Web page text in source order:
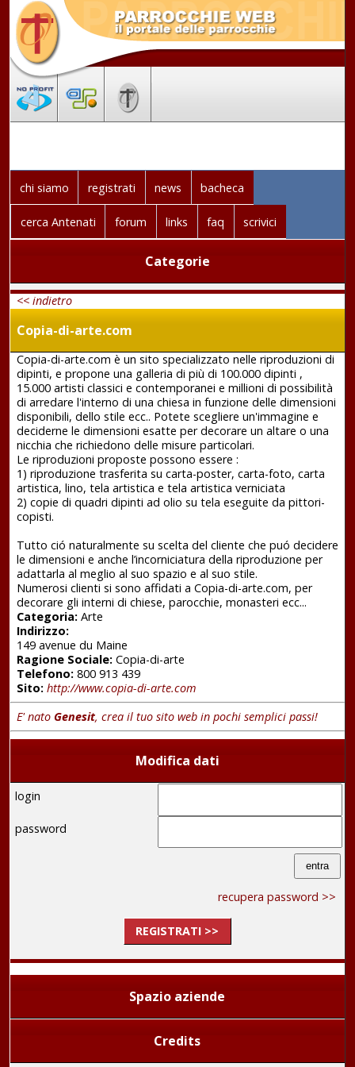
chi siamo registrati news bacheca
cerca Antenati forum links faq scrivici
Categorie
<< indietro
Copia-di-arte.com
Copia-di-arte.com è un sito specializzato nelle riproduzioni di
dipinti, e propone una galleria di più di 100.000 dipinti ,
15.000 artisti classici e contemporanei e millioni di possibilità
di arredare l'interno di una chiesa in funzione delle dimensioni
disponibili, dello stile ecc.. Potete scegliere un'immagine e
deciderne le dimensioni esatte per decorare un altare o una
nicchia che richiedono delle misure particolari.
Le riproduzioni proposte possono essere :
1) riproduzione trasferita su carta-poster, carta-foto, carta
artistica, lino, tela artistica e tela artistica verniciata
2) copie di quadri dipinti ad olio su tela eseguite da pittori-
copisti.
Tutto ció naturalmente su scelta del cliente che puó decidere
le dimensioni e anche l’incorniciatura della riproduzione per
adattarla al meglio al suo spazio e al suo stile.
Numerosi clienti si sono affidati a Copia-di-arte.com, per
decorare gli interni di chiese, parocchie, monasteri ecc...
Categoria:Arte
Indirizzo:
149 avenue du Maine
Ragione Sociale:Copia-di-arte
Telefono:800 913 439
Sito: http://www.copia-di-arte.com
E' nato Genesit, crea il tuo sito web in pochi semplici passi!
Modifica dati
login
password
recupera password >>
REGISTRATI >>
Spazio aziende
Credits